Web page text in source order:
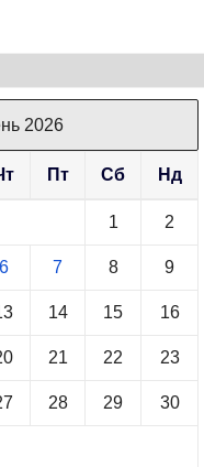
2026
Пт Сб Нд
1 2
6 7 8 9
14 15 16
21 22 23
28 29 30